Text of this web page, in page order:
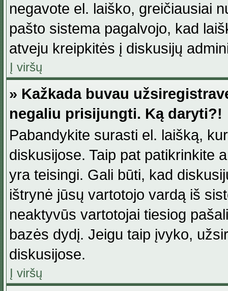
negavote el. laiško, greičiausiai
pašto sistema pagalvojo, kad
atveju kreipkitės į diskusijų
Į viršų
» Kažkada buvau
negaliu prisijungti. Ką daryti?!
Pabandykite surasti el. laišką,
diskusijose. Taip pat patikrinkite
yra teisingi. Gali būti, kad
ištrynė jūsų vartotojo vardą iš
neaktyvūs vartotojai tiesiog
bazės dydį. Jeigu taip įvyko,
diskusijose.
Į viršų